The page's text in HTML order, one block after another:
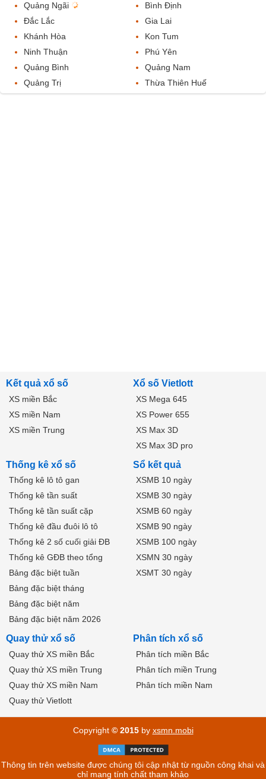
Quảng Ngãi
Bình Định
Đắc Lắc
Gia Lai
Khánh Hòa
Kon Tum
Ninh Thuận
Phú Yên
Quảng Bình
Quảng Nam
Quảng Trị
Thừa Thiên Huế
Kết quả xổ số
XS miền Bắc
XS miền Nam
XS miền Trung
Xổ số Vietlott
XS Mega 645
XS Power 655
XS Max 3D
XS Max 3D pro
Thống kê xổ số
Thống kê lô tô gan
Thống kê tần suất
Thống kê tần suất cặp
Thống kê đầu đuôi lô tô
Thống kê 2 số cuối giải ĐB
Thống kê GĐB theo tổng
Bảng đặc biệt tuần
Bảng đặc biệt tháng
Bảng đặc biệt năm
Bảng đặc biệt năm 2026
Sổ kết quả
XSMB 10 ngày
XSMB 30 ngày
XSMB 60 ngày
XSMB 90 ngày
XSMB 100 ngày
XSMN 30 ngày
XSMT 30 ngày
Quay thử xổ số
Quay thử XS miền Bắc
Quay thử XS miền Trung
Quay thử XS miền Nam
Quay thử Vietlott
Phân tích xổ số
Phân tích miền Bắc
Phân tích miền Trung
Phân tích miền Nam
Copyright © 2015by xsmn.mobi
Thông tin trên website được chúng tôi cập nhật từ nguồn công khai và
chỉ mang tính chất tham khảo